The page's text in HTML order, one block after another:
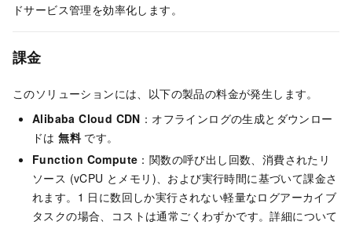
ドサービス管理を効率化します。
課金
このソリューションには、以下の製品の料金が発生します。
Alibaba Cloud CDN ：オフラインログの生成とダウンロー
ドは無料です。
Function Compute ：関数の呼び出し回数、消費されたリ
ソース (vCPU とメモリ)、および実行時間に基づいて課金さ
れます。1 日に数回しか実行されない軽量なログアーカイブ
タスクの場合、コストは通常ごくわずかです。詳細について